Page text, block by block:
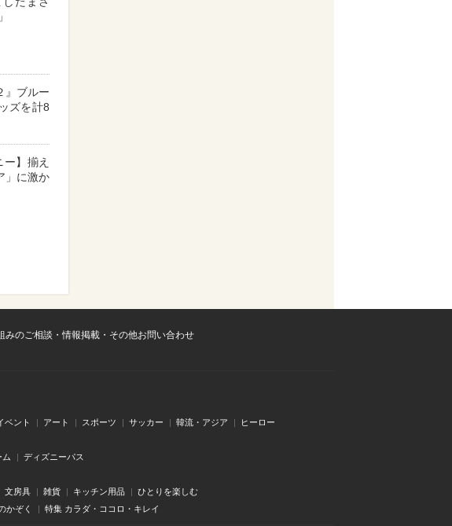
』ブルー
ズを計8
ー】揃え
」に激か
みのご相談・情報掲載・その他お問い合わせ
ベント アート スポーツ サッカー 韓流・アジア ヒーロー
ム ディズニーパス
文房具 雑貨 キッチン用品 ひとりを楽しむ
かぞく 特集 カラダ・ココロ・キレイ